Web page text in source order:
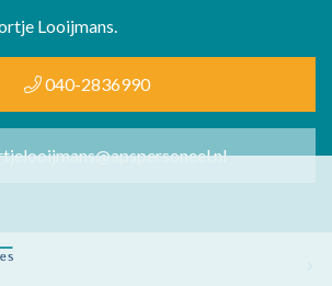
Looijmans.
040-2836990